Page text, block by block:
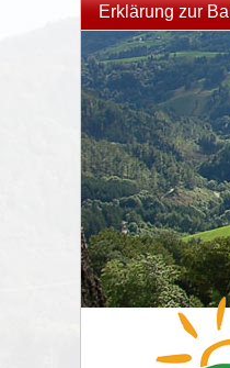
Erklärung zur